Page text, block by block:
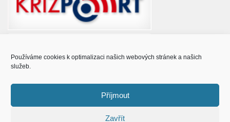
Používáme cookies k optimalizaci našich webových stránek a našich
služeb.
Příjmout
Zavřít